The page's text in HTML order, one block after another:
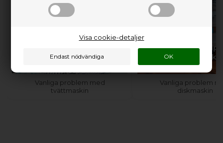
Visa cookie-detaljer
din tvättmaskin?
Vanliga problem med
tvättmaskin
Behöver du hjälp
din
Vanliga problem
diskmaskin